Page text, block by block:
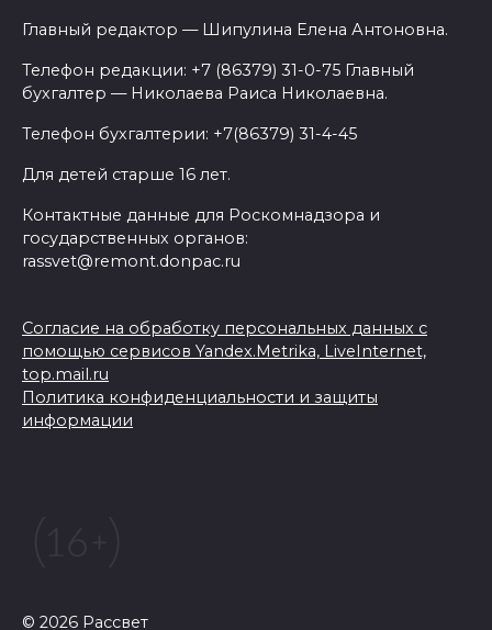
Главный редактор — Шипулина Елена Антоновна.
Телефон редакции: +7 (86379) 31-0-75 Главный
бухгалтер — Николаева Раиса Николаевна.
Телефон бухгалтерии: +7(86379) 31-4-45
Для детей старше 16 лет.
Контактные данные для Роскомнадзора и
государственных органов:
rassvet@remont.donpac.ru
Согласие на обработку персональных данных с
помощью сервисов Yandex.Metrika, LiveInternet,
top.mail.ru
Политика конфиденциальности и защиты
информации
© 2026 Рассвет